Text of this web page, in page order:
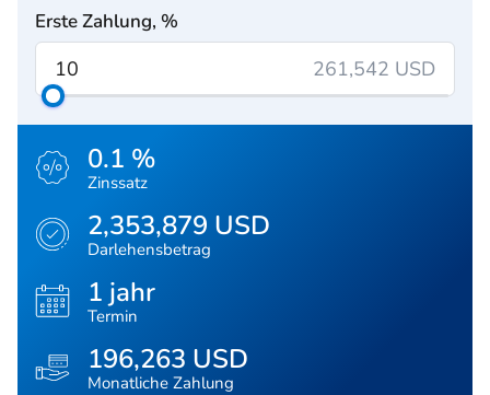
Erste Zahlung, %
261,542 USD
0.1 %
Zinssatz
2,353,879 USD
Darlehensbetrag
1 jahr
Termin
196,263 USD
Monatliche Zahlung